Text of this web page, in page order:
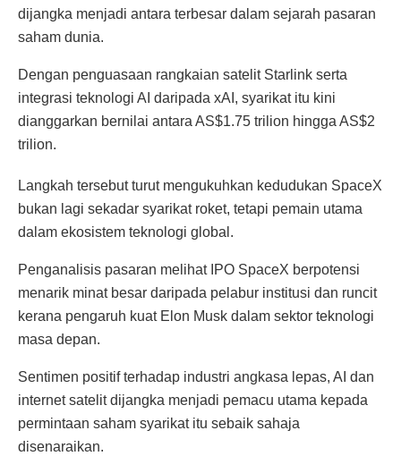
dijangka menjadi antara terbesar dalam sejarah pasaran
saham dunia.
Dengan penguasaan rangkaian satelit Starlink serta
integrasi teknologi AI daripada xAI, syarikat itu kini
dianggarkan bernilai antara AS$1.75 trilion hingga AS$2
trilion.
Langkah tersebut turut mengukuhkan kedudukan SpaceX
bukan lagi sekadar syarikat roket, tetapi pemain utama
dalam ekosistem teknologi global.
Penganalisis pasaran melihat IPO SpaceX berpotensi
menarik minat besar daripada pelabur institusi dan runcit
kerana pengaruh kuat Elon Musk dalam sektor teknologi
masa depan.
Sentimen positif terhadap industri angkasa lepas, AI dan
internet satelit dijangka menjadi pemacu utama kepada
permintaan saham syarikat itu sebaik sahaja
disenaraikan.